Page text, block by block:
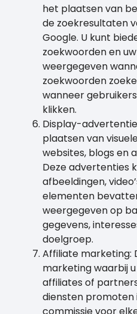
het plaatsen van
de zoekresultaten
Google. U kunt
zoekwoorden en
weergegeven
zoekwoorden
wanneer
klikken.
Display-
plaatsen van
websites, blogs en
Deze advertenties
afbeeldingen,
elementen
weergegeven op
gegevens,
doelgroep.
Affiliate marketing:
marketing waarbij
affiliates of
diensten promoten